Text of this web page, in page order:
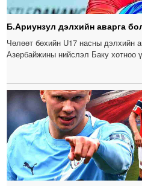
Б.Ариунзул дэлхийн аварга
Чөлөөт бөхийн U17 насны дэлхийн
Азербайжины нийслэл Баку хотноо